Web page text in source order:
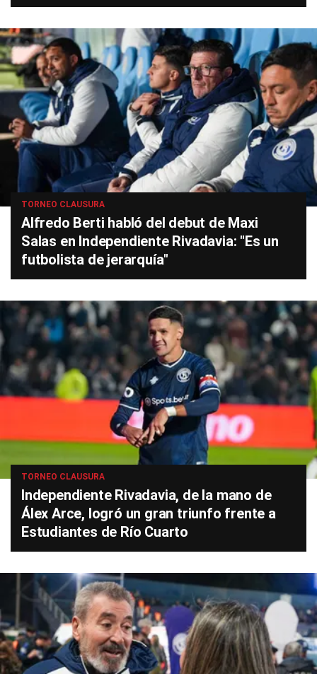
TORNEO CLAUSURA
Alfredo Berti habló del debut de Maxi
Salas en Independiente Rivadavia: "Es un
futbolista de jerarquía"
TORNEO CLAUSURA
Independiente Rivadavia, de la mano de
Álex Arce, logró un gran triunfo frente a
Estudiantes de Río Cuarto